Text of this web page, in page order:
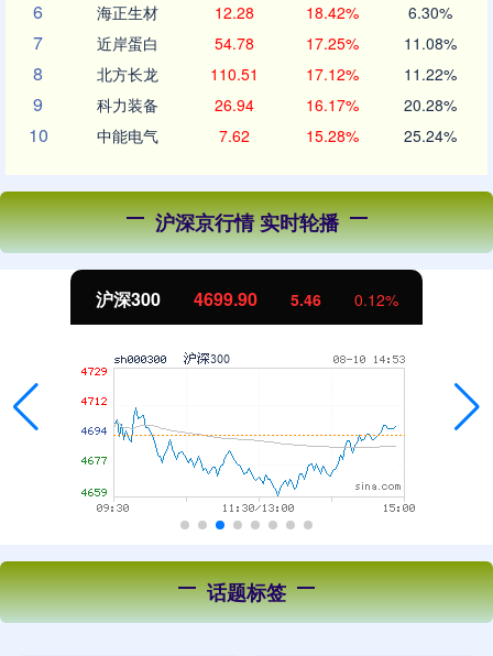
6 海正生材 12.28 18.42% 6.30%
7 近岸蛋白 54.78 17.25% 11.08%
8 北方长龙 110.51 17.12% 11.22%
9 科力装备 26.94 16.17% 20.28%
10 中能电气 7.62 15.28% 25.24%
沪深京行情 实时轮播
沪深300 4699.90 5.46 0.12%
话题标签